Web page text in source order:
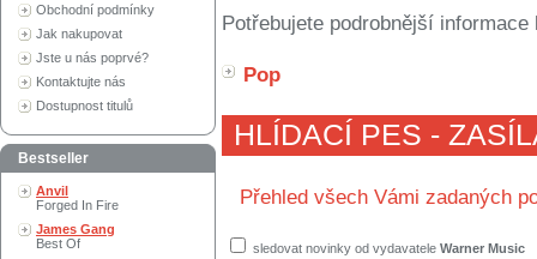
Obchodní podmínky
Jak nakupovat
Jste u nás poprvé?
Kontaktujte nás
Dostupnost titulů
Bestseller
Anvil
Forged In Fire
James Gang
Best Of
Potřebujete podrobnější
Pop
HLÍDACÍ PES -
Přehled všech Vámi zadaných
sledovat novinky od vydavatele Warner Music